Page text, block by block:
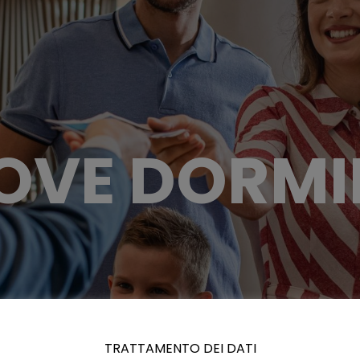
TRATTAMENTO DEI DATI